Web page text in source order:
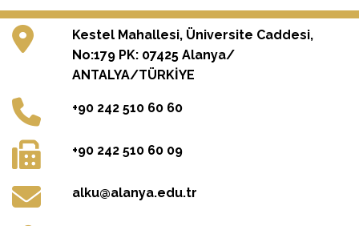
Kestel Mahallesi, Üniversite Caddesi,
No:179 PK: 07425 Alanya/
ANTALYA/TÜRKİYE
+90 242 510 60 60
+90 242 510 60 09
alku@alanya.edu.tr